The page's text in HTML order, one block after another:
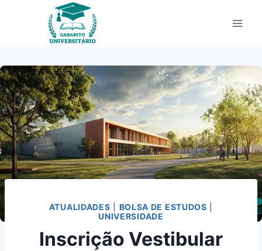
ATUALIDADES BOLSA DE ESTUDOS
UNIVERSIDADE
Inscrição Vestibular